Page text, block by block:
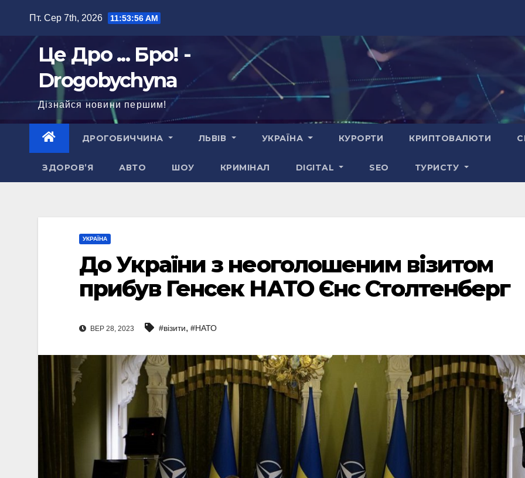
Пт. Сер 7th, 2026 11:53:57 AM
Це Дро ... Бро! -
Drogobychyna
Дізнайся новини першим!
ДРОГОБИЧЧИНА ЛЬВІВ УКРАЇНА КУРОРТИ КРИПТОВАЛЮТИ
ЗДОРОВ’Я АВТО ШОУ КРИМІНАЛ DIGITAL SEO ТУРИСТУ
УКРАЇНА
До України з неоголошеним візитом
прибув Генсек НАТО Єнс Столтенберг
ВЕР 28, 2023 #візити, #НАТО